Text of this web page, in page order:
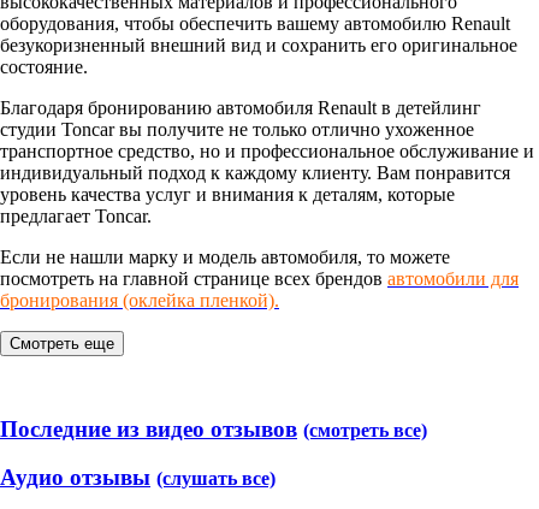
оборудования, чтобы обеспечить вашему автомобилю Renault
безукоризненный внешний вид и сохранить его оригинальное
состояние.
Благодаря бронированию автомобиля Renault в детейлинг
студии Toncar вы получите не только отлично ухоженное
транспортное средство, но и профессиональное обслуживание и
индивидуальный подход к каждому клиенту. Вам понравится
уровень качества услуг и внимания к деталям, которые
предлагает Toncar.
Если не нашли марку и модель автомобиля, то можете
посмотреть на главной странице всех брендов автомобили для
бронирования (оклейка пленкой).
Смотреть еще
Последние из видео отзывов (смотреть все)
Аудио отзывы (слушать все)